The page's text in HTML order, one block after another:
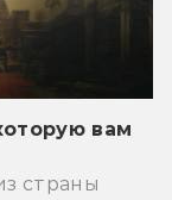
вам
страны